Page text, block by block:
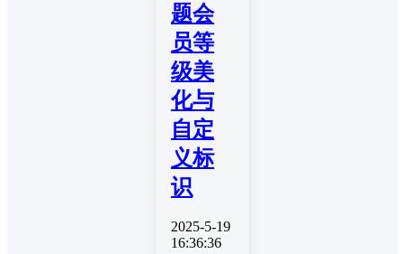
题会
员等
级美
化与
自定
义标
识
2025-5-19
16:36:36